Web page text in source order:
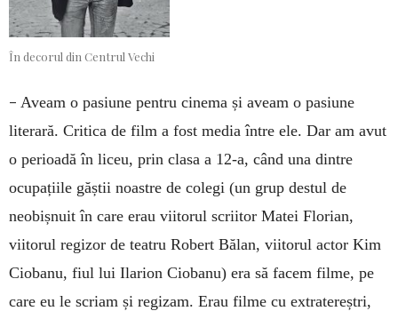
În decorul din Centrul Vechi
– Aveam o pasiune pentru cinema și aveam o pasiune
literară. Critica de film a fost media între ele. Dar am avut
o perioadă în liceu, prin clasa a 12-a, când una dintre
ocupațiile găștii noastre de colegi (un grup destul de
neobișnuit în care erau viitorul scriitor Matei Florian,
viitorul regizor de teatru Robert Bălan, viitorul actor Kim
Ciobanu, fiul lui Ilarion Ciobanu) era să facem filme, pe
care eu le scriam și regizam. Erau filme cu extratereștri,